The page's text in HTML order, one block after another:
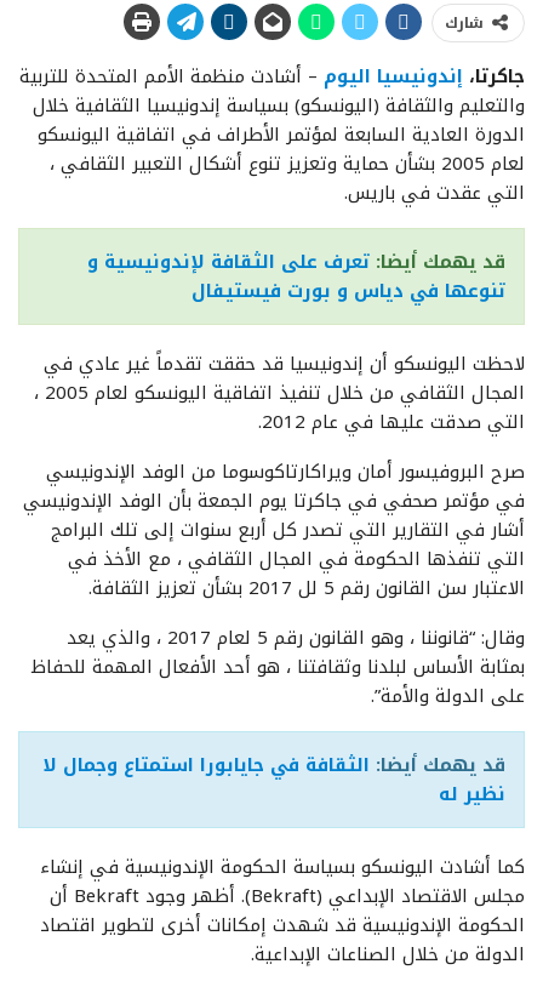
شارك
جاكرتا، إندونيسيا اليوم – أشادت منظمة الأمم المتحدة للتربية
والتعليم والثقافة (اليونسكو) بسياسة إندونيسيا الثقافية خلال
الدورة العادية السابعة لمؤتمر الأطراف في اتفاقية اليونسكو
لعام 2005 بشأن حماية وتعزيز تنوع أشكال التعبير الثقافي ،
التي عقدت في باريس.
قد يهمك أيضا: تعرف على الثقافة لإندونيسية و
تنوعها في دياس و بورت فيستيفال
لاحظت اليونسكو أن إندونيسيا قد حققت تقدماً غير عادي في
المجال الثقافي من خلال تنفيذ اتفاقية اليونسكو لعام 2005 ،
التي صدقت عليها في عام 2012.
صرح البروفيسور أمان ويراكارتاكوسوما من الوفد الإندونيسي
في مؤتمر صحفي في جاكرتا يوم الجمعة بأن الوفد الإندونيسي
أشار في التقارير التي تصدر كل أربع سنوات إلى تلك البرامج
التي تنفذها الحكومة في المجال الثقافي ، مع الأخذ في
الاعتبار سن القانون رقم 5 لل 2017 بشأن تعزيز الثقافة.
وقال: “قانوننا ، وهو القانون رقم 5 لعام 2017 ، والذي يعد
بمثابة الأساس لبلدنا وثقافتنا ، هو أحد الأفعال المهمة للحفاظ
على الدولة والأمة”.
قد يهمك أيضا: الثقافة في جايابورا استمتاع وجمال لا
نظير له
كما أشادت اليونسكو بسياسة الحكومة الإندونيسية في إنشاء
مجلس الاقتصاد الإبداعي (Bekraft). أظهر وجود Bekraft أن
الحكومة الإندونيسية قد شهدت إمكانات أخرى لتطوير اقتصاد
الدولة من خلال الصناعات الإبداعية.